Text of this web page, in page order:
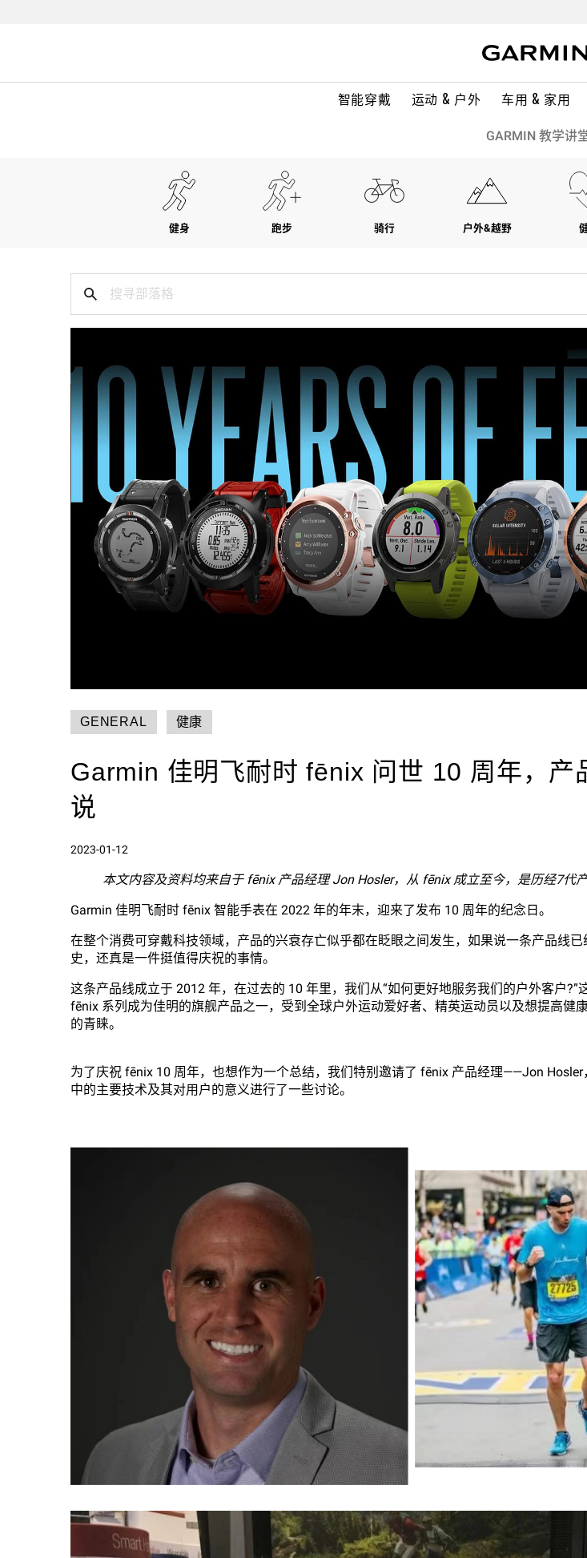
智能穿戴 运动 & 户外 车用 & 家用
GARMIN 教学讲
健身 跑步 骑行 户外&越野
GENERAL 健康
Garmin 佳明飞耐时 fēnix 问世 10 周年，产
说
2023-01-12
本文内容及资料均来自于 fēnix 产品经理 Jon Hosler，从 fēnix 成立至今，是历经7代产
Garmin 佳明飞耐时 fēnix 智能手表在 2022 年的年末，迎来了发布 10 周年的纪念日。
在整个消费可穿戴科技领域，产品的兴衰存亡似乎都在眨眼之间发生，如果说一条产品线已
史，还真是一件挺值得庆祝的事情。
这条产品线成立于 2012 年，在过去的 10 年里，我们从“如何更好地服务我们的户外客户?”
fēnix 系列成为佳明的旗舰产品之一，受到全球户外运动爱好者、精英运动员以及想提高健
的青睐。
为了庆祝 fēnix 10 周年，也想作为一个总结，我们特别邀请了 fēnix 产品经理——Jon
中的主要技术及其对用户的意义进行了一些讨论。